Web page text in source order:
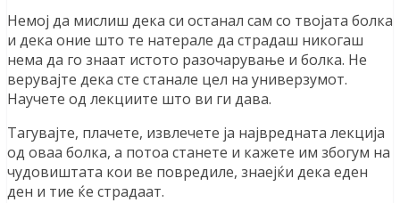
Немој да мислиш дека си останал сам со твојата болка
и дека оние што те натерале да страдаш никогаш
нема да го знаат истото разочарување и болка. Не
верувајте дека сте станале цел на универзумот.
Научете од лекциите што ви ги дава.
Тагувајте, плачете, извлечете ја највредната лекција
од оваа болка, а потоа станете и кажете им збогум на
чудовиштата кои ве повредиле, знаејќи дека еден
ден и тие ќе страдаат.